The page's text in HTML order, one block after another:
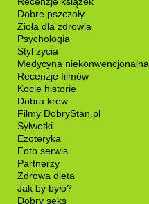
Dobre pszczoły
Zioła dla zdrowia
Psychologia
Styl życia
Medycyna niekonwencjonalna
Recenzje filmów
Kocie historie
Dobra krew
Filmy DobryStan.pl
Sylwetki
Ezoteryka
Foto serwis
Partnerzy
Zdrowa dieta
Jak by było?
Dobry seks